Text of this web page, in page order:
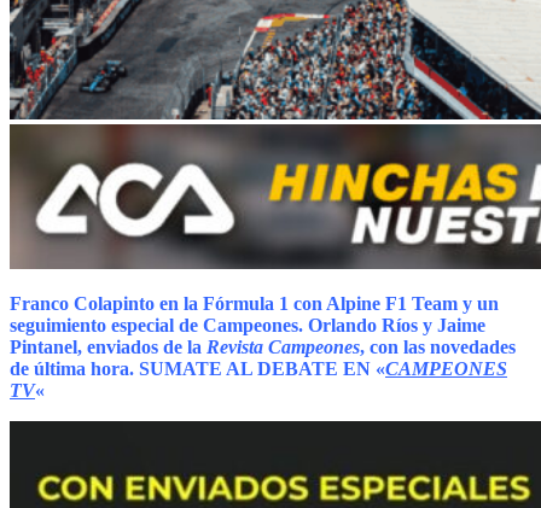
Franco Colapinto en la Fórmula 1 con Alpine F1 Team y un
seguimiento especial de Campeones. Orlando Ríos y Jaime
Pintanel, enviados de la Revista Campeones, con las novedades
de última hora. SUMATE AL DEBATE EN «CAMPEONES
TV«